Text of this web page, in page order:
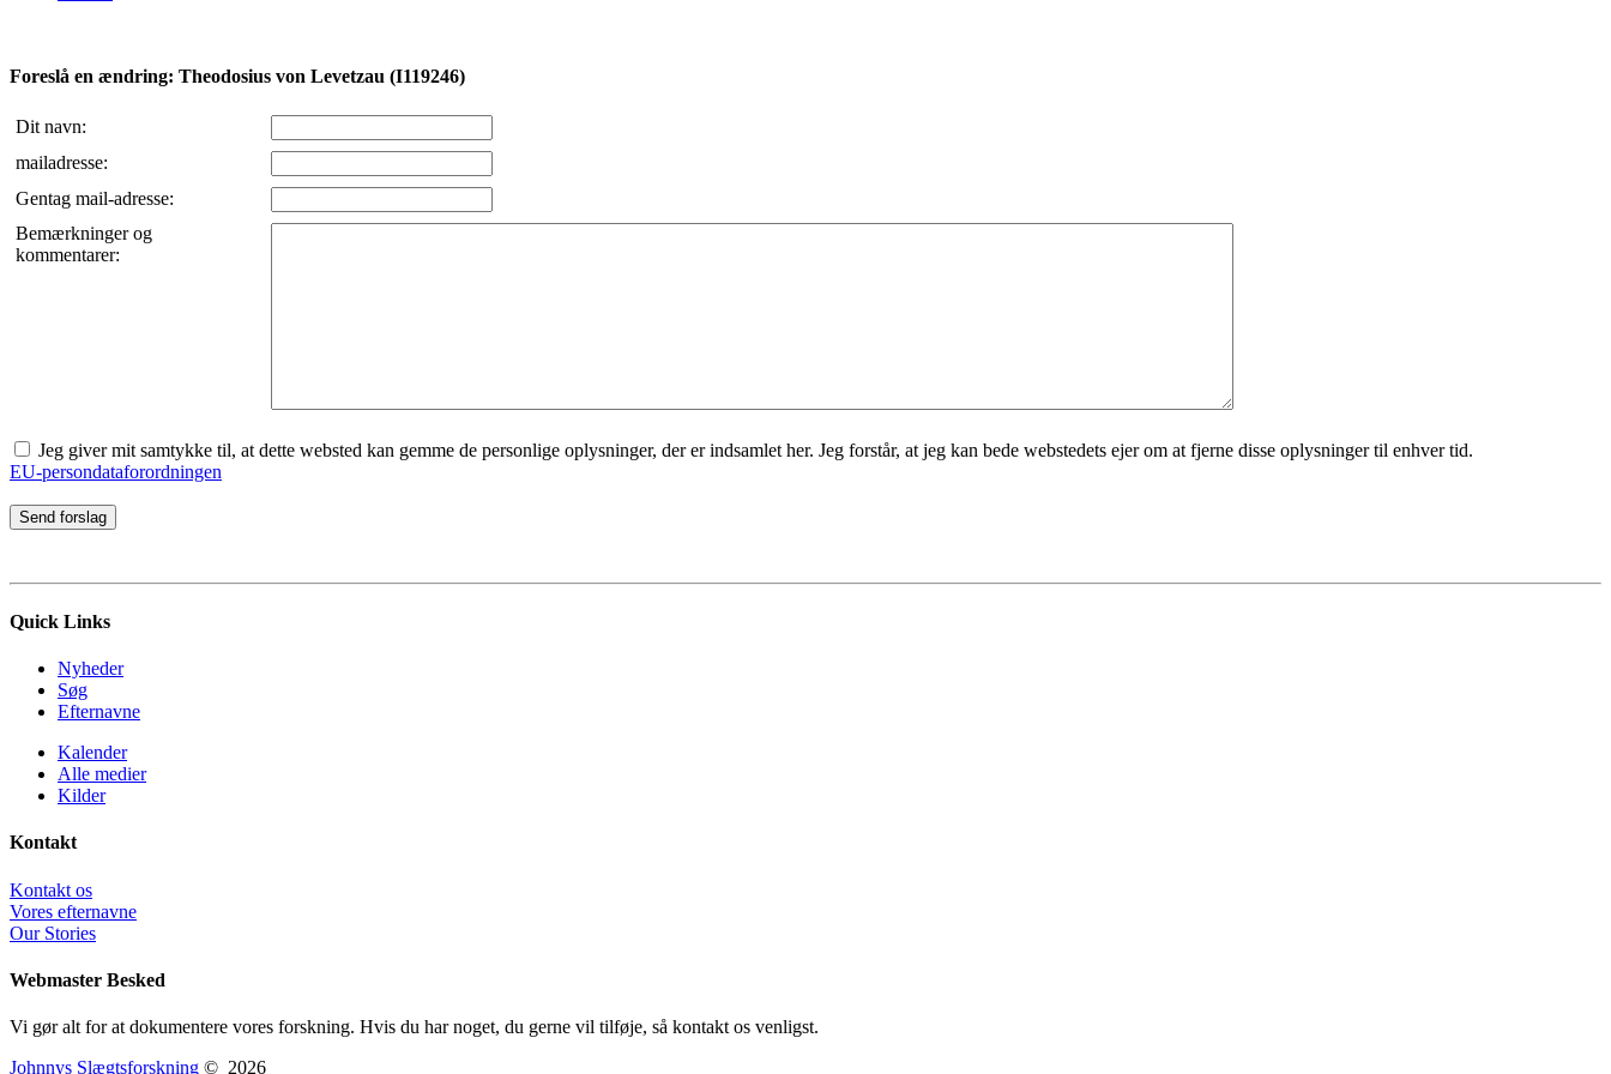
Foreslå en ændring: Theodosius von Levetzau (I119246)
Dit navn:
mailadresse:
Gentag mail-adresse:
Bemærkninger og
kommentarer:
Jeg giver mit samtykke til, at dette websted kan gemme de personlige oplysninger, der er indsamlet her. Jeg forstår, at jeg kan bede webstedets ejer om at fjerne disse oplysninger til enhver tid.
EU-persondataforordningen
Quick Links
Nyheder
Søg
Efternavne
Kalender
Alle medier
Kilder
Kontakt
Kontakt os
Vores efternavne
Our Stories
Webmaster Besked
Vi gør alt for at dokumentere vores forskning. Hvis du har noget, du gerne vil tilføje, så kontakt os venligst.
Johnnys Slægtsforskning © 2026